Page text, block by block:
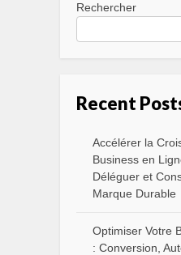
Rechercher
Recent
Accélérer la
Business en
Déléguer et
Marque Durable
Optimiser Votre
: Conversion,